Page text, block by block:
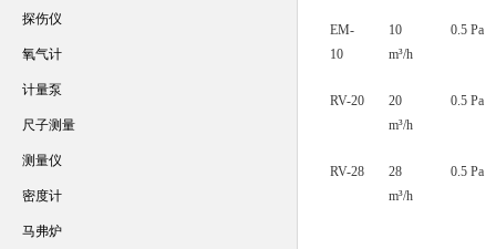
EM-
10
10
m³/h
0.5 Pa
RV-20
20
m³/h
0.5 Pa
RV-28
28
m³/h
0.5 Pa
探伤仪
氧气计
计量泵
尺子测量
测量仪
密度计
马弗炉